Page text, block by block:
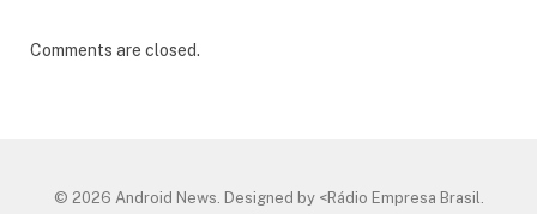
Comments are closed.
© 2026 Android News. Designed by <Rádio Empresa Brasil.